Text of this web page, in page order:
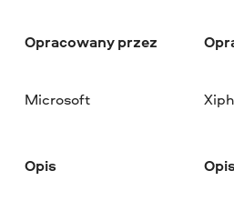
Opracowany przez
Microsoft
Opis Opis